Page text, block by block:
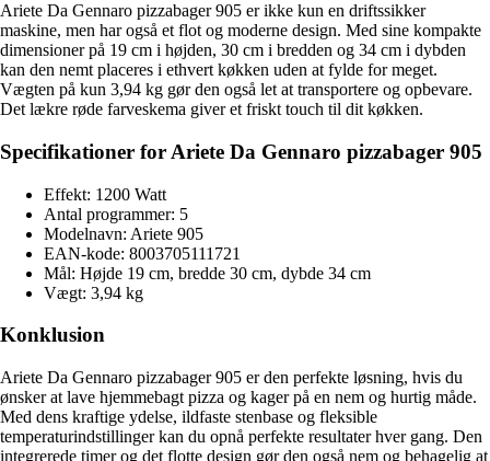
Ariete Da Gennaro pizzabager 905 er ikke kun en driftssikker
maskine, men har også et flot og moderne design. Med sine kompakte
dimensioner på 19 cm i højden, 30 cm i bredden og 34 cm i dybden
kan den nemt placeres i ethvert køkken uden at fylde for meget.
Vægten på kun 3,94 kg gør den også let at transportere og opbevare.
Det lækre røde farveskema giver et friskt touch til dit køkken.
Specifikationer for Ariete Da Gennaro pizzabager 905
Effekt: 1200 Watt
Antal programmer: 5
Modelnavn: Ariete 905
EAN-kode: 8003705111721
Mål: Højde 19 cm, bredde 30 cm, dybde 34 cm
Vægt: 3,94 kg
Konklusion
Ariete Da Gennaro pizzabager 905 er den perfekte løsning, hvis du
ønsker at lave hjemmebagt pizza og kager på en nem og hurtig måde.
Med dens kraftige ydelse, ildfaste stenbase og fleksible
temperaturindstillinger kan du opnå perfekte resultater hver gang. Den
integrerede timer og det flotte design gør den også nem og behagelig at